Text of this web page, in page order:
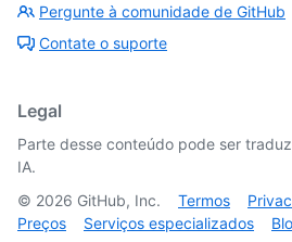
Pergunte à comunidade de GitHub
Contate o suporte
Legal
Parte desse conteúdo pode ser
IA.
© 2026 GitHub, Inc. Termos
Preços
Serviços especializados